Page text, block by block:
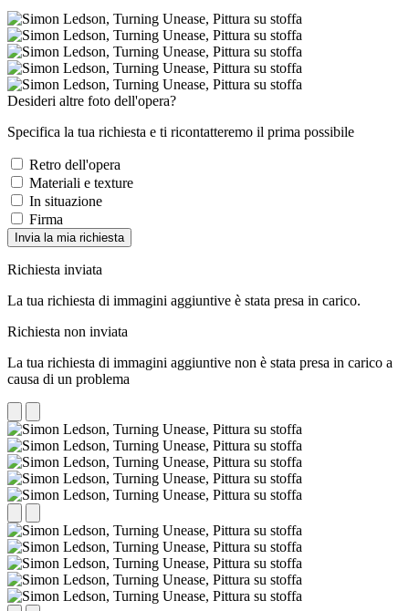
Desideri altre foto dell'opera?
Specifica la tua richiesta e ti ricontatteremo il prima possibile
Retro dell'opera
Materiali e texture
In situazione
Firma
Invia la mia richiesta
Richiesta inviata
La tua richiesta di immagini aggiuntive è stata presa in carico.
Richiesta non inviata
La tua richiesta di immagini aggiuntive non è stata presa in carico a
causa di un problema